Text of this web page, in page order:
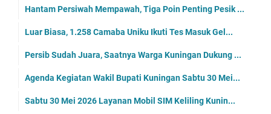
Hantam Persiwah Mempawah, Tiga Poin Penting Pesik ...
Luar Biasa, 1.258 Camaba Uniku Ikuti Tes Masuk Gel...
Persib Sudah Juara, Saatnya Warga Kuningan Dukung ...
Agenda Kegiatan Wakil Bupati Kuningan Sabtu 30 Mei...
Sabtu 30 Mei 2026 Layanan Mobil SIM Keliling Kunin...